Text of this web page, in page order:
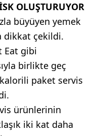
OLUŞTURUYOR
büyüyen yemek
dikkat çekildi.
Eat gibi
birlikte geç
paket servis
ürünlerinin
iki kat daha